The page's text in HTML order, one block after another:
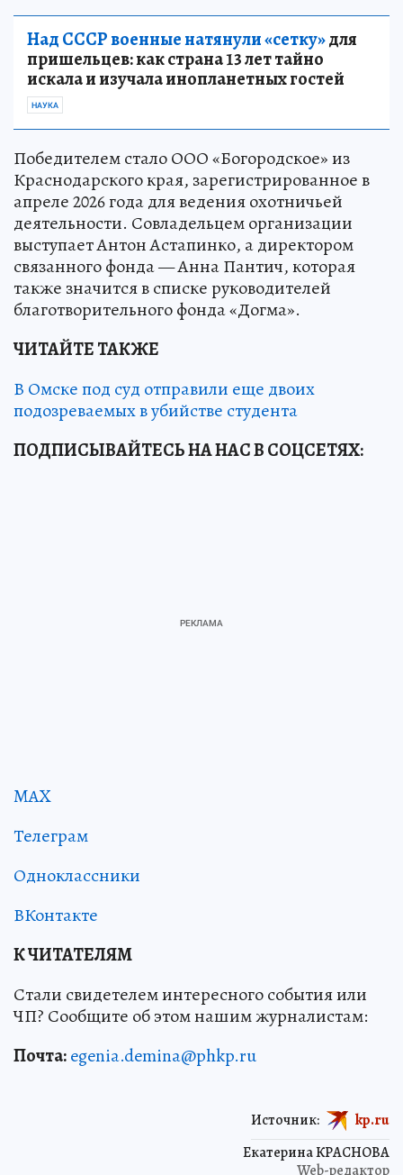
Над СССР военные натянули «сетку»для
пришельцев: как страна 13 лет тайно
искала и изучала инопланетных гостей
НАУКА
Победителем стало ООО «Богородское» из
Краснодарского края, зарегистрированное в
апреле 2026 года для ведения охотничьей
деятельности. Совладельцем организации
выступает Антон Астапинко, а директором
связанного фонда — Анна Пантич, которая
также значится в списке руководителей
благотворительного фонда «Догма».
ЧИТАЙТЕ ТАКЖЕ
В Омске под суд отправили еще двоих
подозреваемых в убийстве студента
ПОДПИСЫВАЙТЕСЬ НА НАС В СОЦСЕТЯХ:
MAX
Телеграм
Одноклассники
ВКонтакте
К ЧИТАТЕЛЯМ
Стали свидетелем интересного события или
ЧП? Сообщите об этом нашим журналистам:
Почта:egenia.demina@phkp.ru
Екатерина КРАСНОВА
Web-редактор
Источник: kp.ru